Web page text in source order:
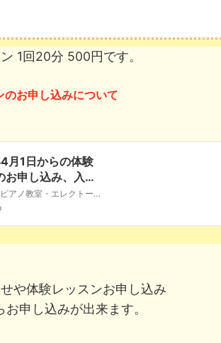
1回20分 500円です。
のお申し込みについて
月1日からの体験
お申し込み、入会
』
、神戸市西区ピアノ教室・エレクトーン教室おうつかだい音楽教室のふじおなせこです2022年4月1日からの体験レッスン、入会金について説明させて頂きます。体験レッ…
や体験レッスンお申し込み
お申し込みが出来ます。